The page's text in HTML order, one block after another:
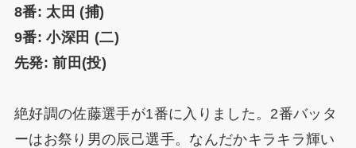
8番: 太田 (捕)
9番: 小深田 (二)
先発: 前田(投)
絶好調の佐藤選手が1番に入りました。2番バッタ
ーはお祭り男の辰己選手。なんだかキラキラ輝い